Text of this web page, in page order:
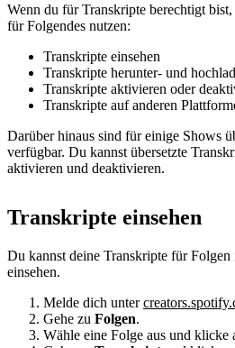
Wenn du für Transkripte berechtigt
für Folgendes nutzen:
Transkripte einsehen
Transkripte herunter- und
Transkripte aktivieren oder
Transkripte auf anderen
Darüber hinaus sind für einige Shows
verfügbar. Du kannst übersetzte
aktivieren und deaktivieren.
Transkripte einsehen
Du kannst deine Transkripte für
einsehen.
Melde dich unter
Gehe zu Folgen.
Wähle eine Folge aus und klicke